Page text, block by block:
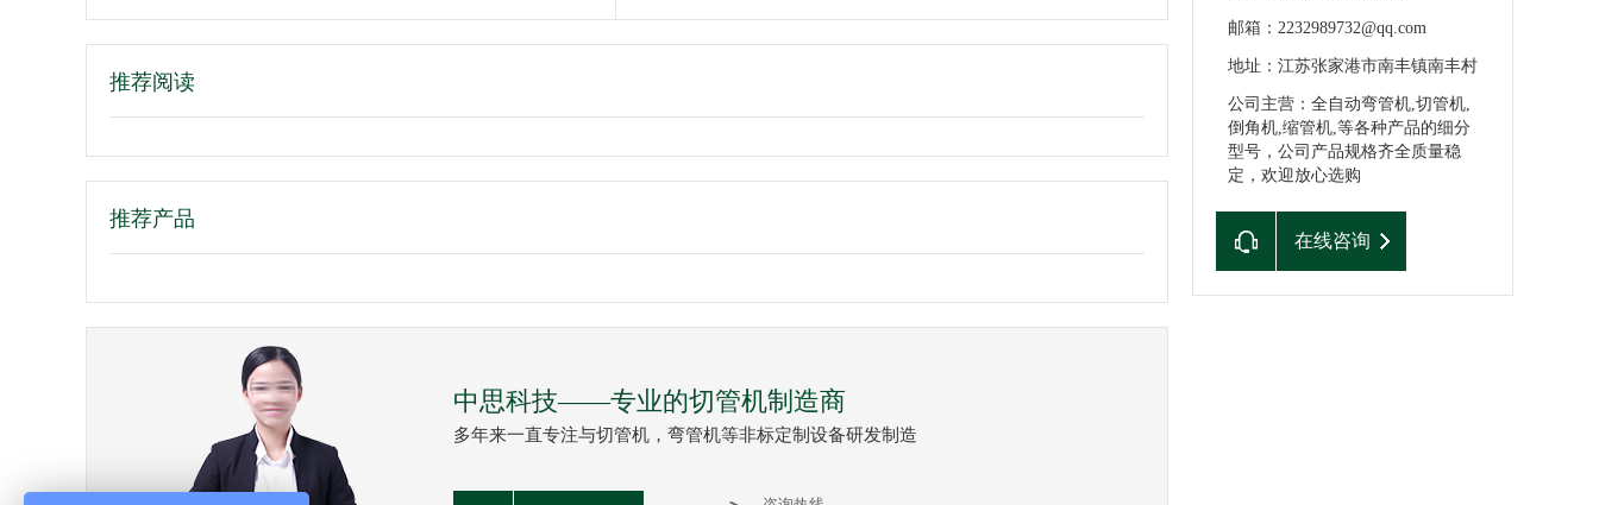
推荐阅读
推荐产品
中思科技——专业的切管机制造商
多年来一直专注与切管机，弯管机等非标定制设备研发制造
邮箱：2232989732@qq.com
地址：江苏张家港市南丰镇南丰村
公司主营：全自动弯管机,切管机,
倒角机,缩管机,等各种产品的细分
型号，公司产品规格齐全质量稳
定，欢迎放心选购
在线咨询